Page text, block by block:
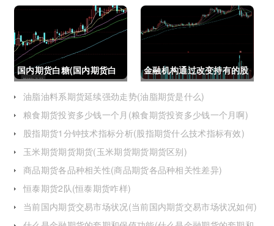
限结构)
日线模型趋势图怎么看)
国内期货白糖(国内期货白
糖合约是怎么交割)
金融机构通过改变持有的股
指期货合约(股指期货合约
最长持有多久)
油脂油料系期货延续强劲走势(油脂期货是什么)
粮食期货投资多少钱一个月(粮食期货投资多少钱一个月啊)
股指期货1分钟技术指标分析(股指期货什么技术指标有效)
玉米期货期货期货(玉米期货期货期货区别)
商品期货各品种相关性(商品期货各品种相关性差异)
恒泰期货2队(恒泰期货咋样)
当前国内期货交易市场状况(当前国内期货交易市场状况如何)